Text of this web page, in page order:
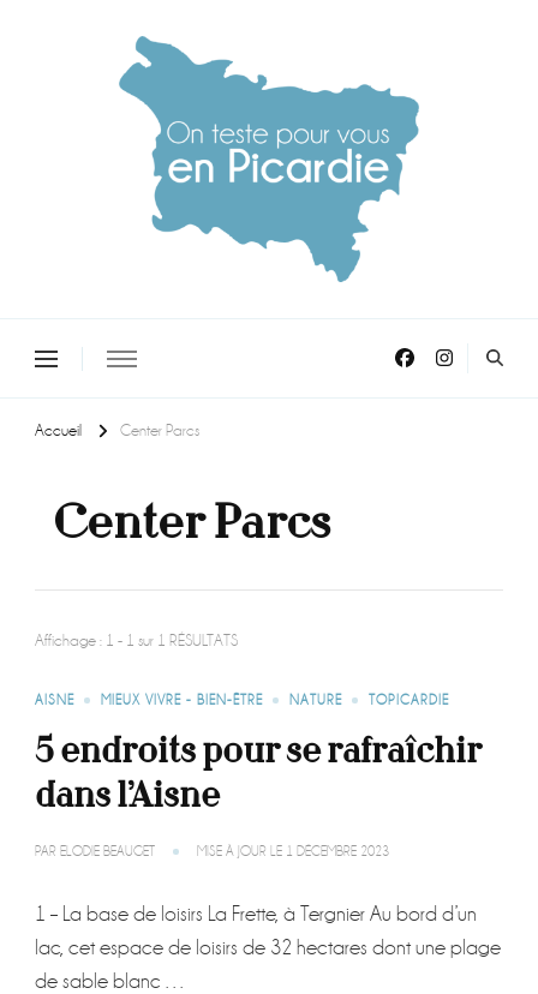
Accueil Center Parcs
Center Parcs
Affichage : 1 - 1 sur 1 RÉSULTATS
AISNE MIEUX VIVRE - BIEN-ÊTRE NATURE TOPICARDIE
5 endroits pour se rafraîchir
dans l’Aisne
PAR ELODIE BEAUGET MISE À JOUR LE 1 DÉCEMBRE 2023
1 – La base de loisirs La Frette, à Tergnier Au bord d’un
lac, cet espace de loisirs de 32 hectares dont une plage
de sable blanc …